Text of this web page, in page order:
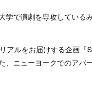
で演劇を専攻しているみ
アルをお届けする企画
ニューヨークでのアパ